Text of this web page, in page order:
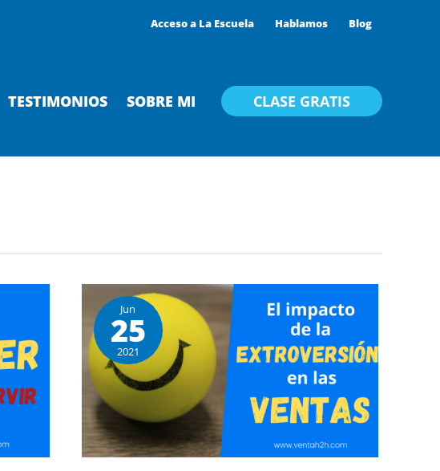
Acceso a La Escuela Hablamos Blog
TESTIMONIOS SOBRE MI CLASE GRATIS
Jun
25
2021